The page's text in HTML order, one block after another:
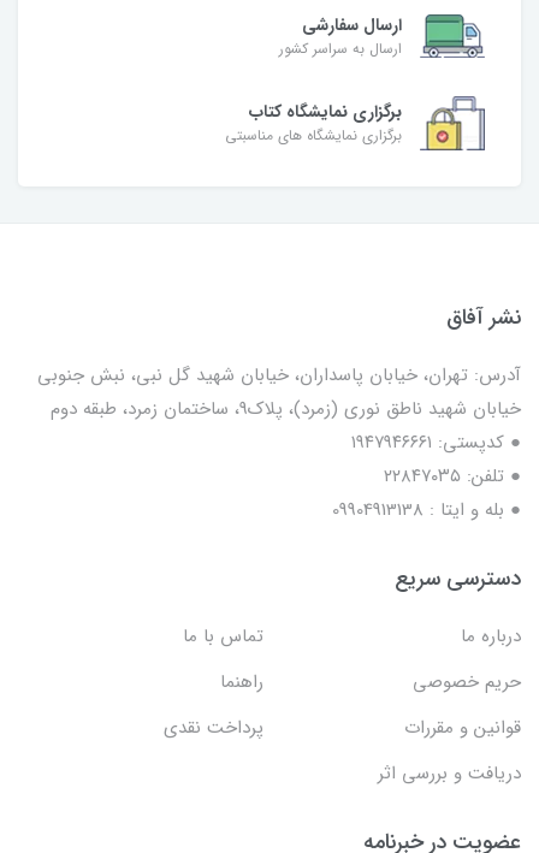
ارسال سفارشی
ارسال به سراسر کشور
برگزاری نمایشگاه کتاب
برگزاری نمایشگاه های مناسبتی
نشر آفاق
آدرس: تهران، خیابان پاسداران، خیابان شهید گل نبی، نبش جنوبی
خیابان شهید ناطق نوری (زمرد)، پلاک9، ساختمان زمرد، طبقه دوم
● کدپستی: ۱۹۴۷۹۴۶۶۶۱
● تلفن: ٢٢٨۴٧۰۳۵
● بله و ایتا : 09904913138
دسترسی سریع
درباره ما
تماس با ما
حریم خصوصی
راهنما
قوانین و مقررات
پرداخت نقدی
دریافت و بررسی اثر
عضویت در خبرنامه